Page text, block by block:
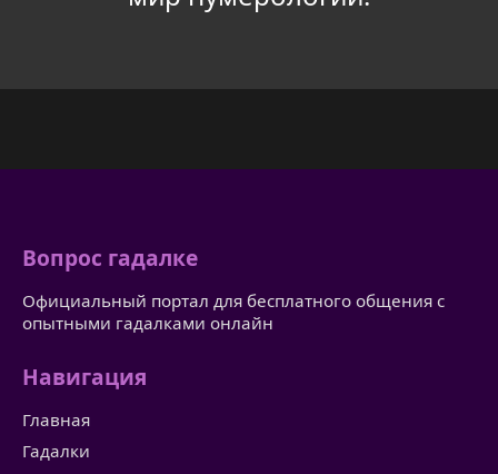
Вопрос гадалке
Официальный портал для бесплатного общения с
опытными гадалками онлайн
Навигация
Главная
Гадалки